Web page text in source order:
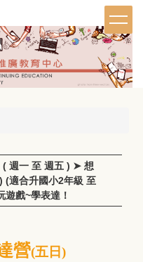
( 週一 至 週五 ) ➤ 想
(適合升國小2年級 至
戲~學表達！
營(五日)